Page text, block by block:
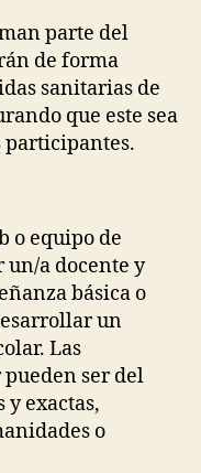
parte del
de forma
sanitarias de
que este sea
participantes.
o equipo de
un/a docente y
básica o
un
Las
ser del
y exactas,
o